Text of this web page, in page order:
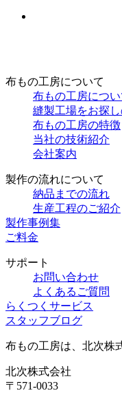
布もの工房について
布もの工房につい
縫製工場をお探
布もの工房の特徴
当社の技術紹介
会社案内
製作の流れについて
納品までの流れ
生産工程のご紹介
製作事例集
ご料金
サポート
お問い合わせ
よくあるご質問
らくつくサービス
スタッフブログ
布もの工房は、北次株
北次株式会社
〒571-0033